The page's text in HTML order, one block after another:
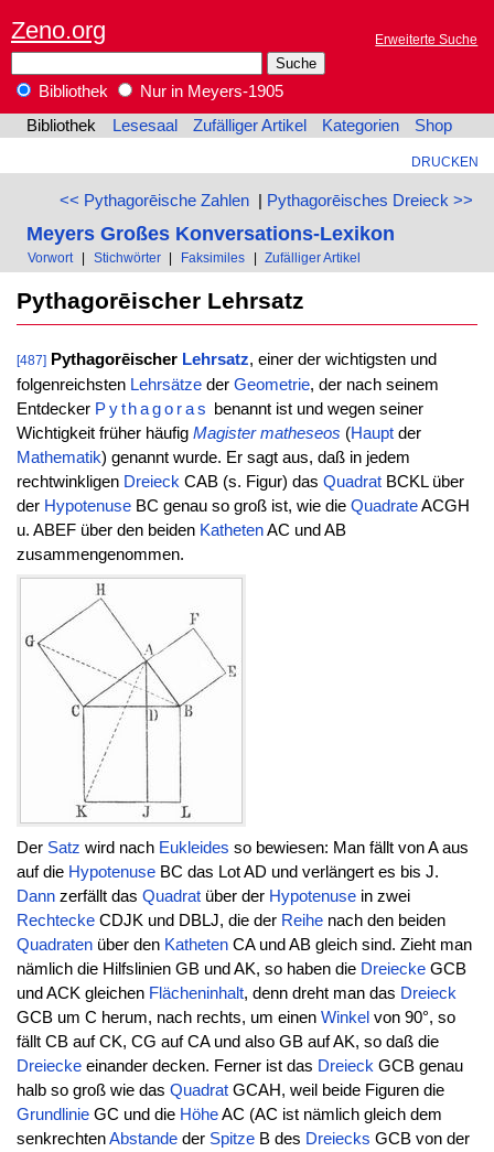
Zeno.org Erweiterte Suche
Bibliothek
Nur in Meyers-1905
Bibliothek
Lesesaal Zufälliger Artikel Kategorien Shop
DRUCKEN
<< Pythagorēische Zahlen| Pythagorēisches Dreieck >>
Meyers Großes Konversations-Lexikon
Vorwort | Stichwörter | Faksimiles | Zufälliger Artikel
Pythagorēischer Lehrsatz
[487] Pythagorēischer Lehrsatz, einer der wichtigsten und
folgenreichsten Lehrsätzeder Geometrie, der nach seinem
Entdecker Pythagoras
benannt ist und wegen seiner
Wichtigkeit früher häufig Magister matheseos (Hauptder
Mathematik) genannt wurde. Er sagt aus, daß in jedem
rechtwinkligen Dreieck CAB (s. Figur) das QuadratBCKL über
der HypotenuseBC genau so groß ist, wie die QuadrateACGH
u. ABEF über den beiden KathetenAC und AB
zusammengenommen.
Der Satz wird nach Eukleides so bewiesen: Man fällt von A aus
auf die HypotenuseBC das Lot AD und verlängert es bis J.
Dannzerfällt das Quadratüber der Hypotenusein zwei
RechteckeCDJK und DBLJ, die der Reihenach den beiden
Quadratenüber den KathetenCA und AB gleich sind. Zieht man
nämlich die Hilfslinien GB und AK, so haben die DreieckeGCB
und ACK gleichen Flächeninhalt, denn dreht man das Dreieck
GCB um C herum, nach rechts, um einen Winkel von 90°, so
fällt CB auf CK, CG auf CA und also GB auf AK, so daß die
Dreieckeeinander decken. Ferner ist das Dreieck GCB genau
halb so groß wie das QuadratGCAH, weil beide Figuren die
GrundlinieGC und die HöheAC (AC ist nämlich gleich dem
senkrechtenAbstandeder SpitzeB des Dreiecks GCB von der